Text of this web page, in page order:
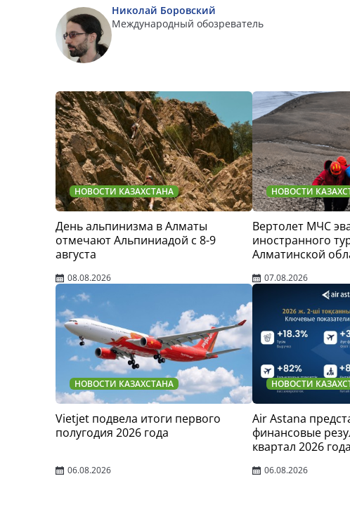
Николай Боровский
Международный обозреватель
НОВОСТИ КАЗАХСТАНА
День альпинизма в Алматы
отмечают Альпиниадой с 8-9
августа
08.08.2026
НОВОСТИ
Вертолет МЧС
иностранного
Алматинской
07.08.2026
НОВОСТИ КАЗАХСТАНА
Vietjet подвела итоги первого
полугодия 2026 года
06.08.2026
НОВОСТИ
Air Astana
финансовые
квартал 2026 года
06.08.2026